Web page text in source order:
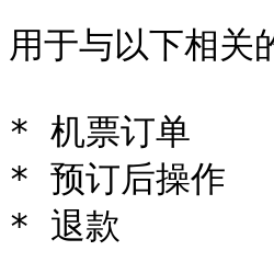
用于与以下相关
* 机票订单
* 预订后操作
* 退款